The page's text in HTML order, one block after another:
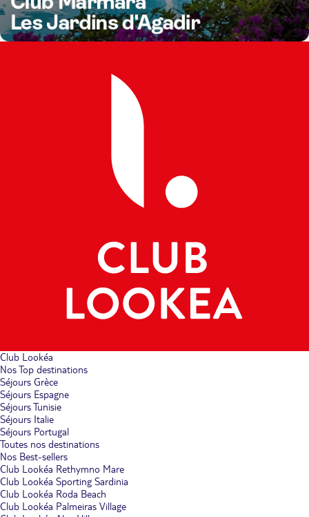
Club Lookéa
Nos Top destinations
Séjours Grèce
Séjours Espagne
Séjours Tunisie
Séjours Italie
Séjours Portugal
Toutes nos destinations
Nos Best-sellers
Club Lookéa Rethymno Mare
Club Lookéa Sporting Sardinia
Club Lookéa Roda Beach
Club Lookéa Palmeiras Village